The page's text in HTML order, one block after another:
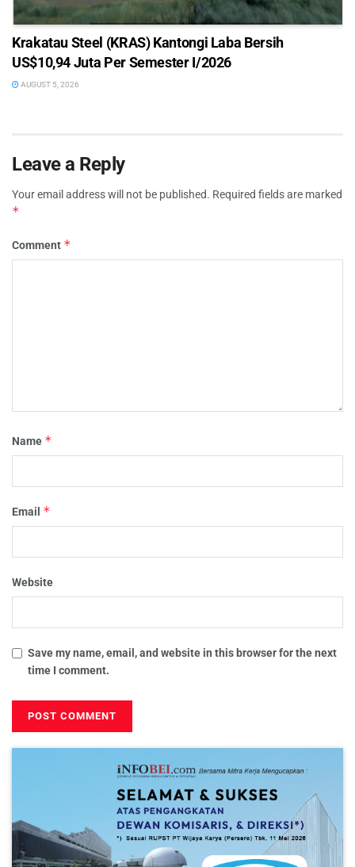
Krakatau Steel (KRAS) Kantongi Laba Bersih
US$10,94 Juta Per Semester I/2026
AUGUST 5, 2026
Leave a Reply
Your email address will not be published. Required fields are marked
*
Comment *
Name *
Email *
Website
Save my name, email, and website in this browser for the next
time I comment.